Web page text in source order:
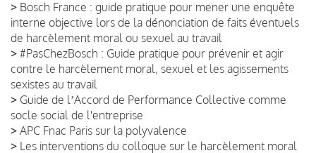
> Bosch France : guide pratique pour mener une enquête
interne objective lors de la dénonciation de faits éventuels
de harcèlement moral ou sexuel au travail
> #PasChezBosch : Guide pratique pour prévenir et agir
contre le harcèlement moral, sexuel et les agissements
sexistes au travail
> Guide de lʼAccord de Performance Collective comme
socle social de l'entreprise
> APC Fnac Paris sur la polyvalence
> Les interventions du colloque sur le harcèlement moral